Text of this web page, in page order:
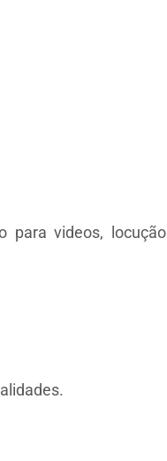
para videos, locução